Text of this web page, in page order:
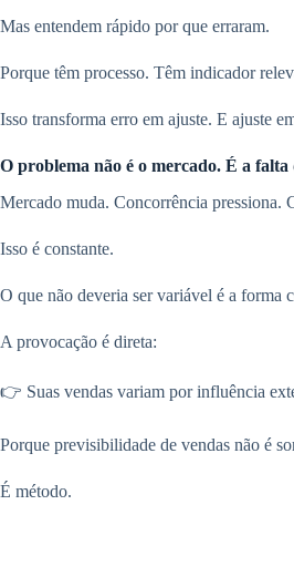
Mas entendem rápido por que erraram.
Porque têm processo. Têm indicador
Isso transforma erro em ajuste. E ajuste
O problema não é o mercado. É a falta
Mercado muda. Concorrência pressiona.
Isso é constante.
O que não deveria ser variável é a forma
A provocação é direta:
👉 Suas vendas variam por influência
Porque previsibilidade de vendas não é
É método.